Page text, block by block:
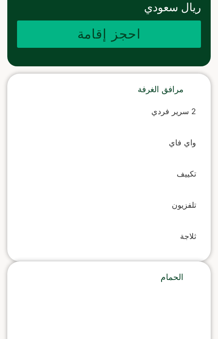
مرافق الغرفة
2 سرير فردي
واي فاي
تكييف
تلفزيون
ثلاجة
الحمام
ريال سعودي
احجز إقامة